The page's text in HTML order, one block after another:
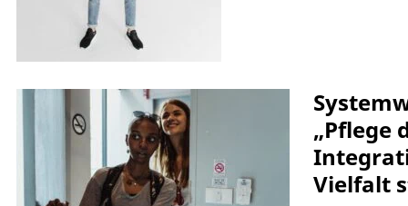
„Pflege
Vielfalt